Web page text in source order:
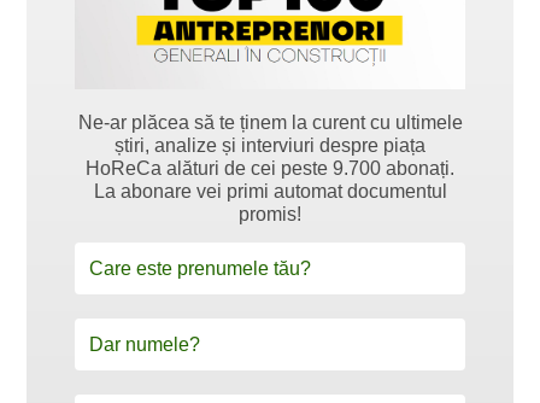
Ne-ar plăcea să te ținem la curent cu ultimele
știri, analize și interviuri despre piața
HoReCa alături de cei peste 9.700 abonați.
La abonare vei primi automat documentul
promis!